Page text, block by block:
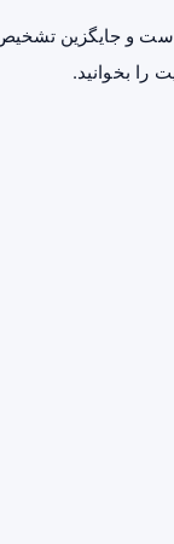
و جایگزین
را بخوانید.